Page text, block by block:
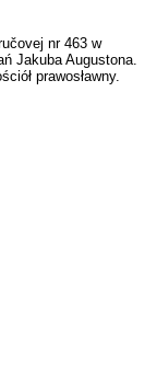
nr 463 w
Jakuba Augustona.
prawosławny.